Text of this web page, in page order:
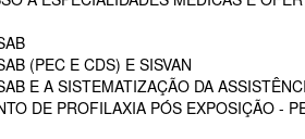
(PEC E CDS) E SISVAN
E A SISTEMATIZAÇÃO DA
DE PROFILAXIA PÓS EXPOSIÇÃO -